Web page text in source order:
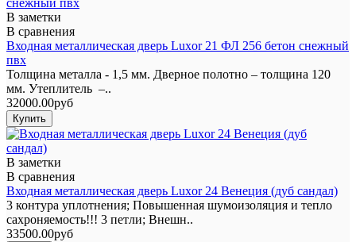
В заметки
В сравнения
Входная металлическая дверь Luxor 21 ФЛ 256 бетон снежный
пвх
Толщина металла - 1,5 мм. Дверное полотно – толщина 120
мм. Утеплитель –..
32000.00руб
В заметки
В сравнения
Входная металлическая дверь Luxor 24 Венеция (дуб сандал)
3 контура уплотнения; Повышенная шумоизоляция и тепло
сахроняемость!!! 3 петли; Внешн..
33500.00руб